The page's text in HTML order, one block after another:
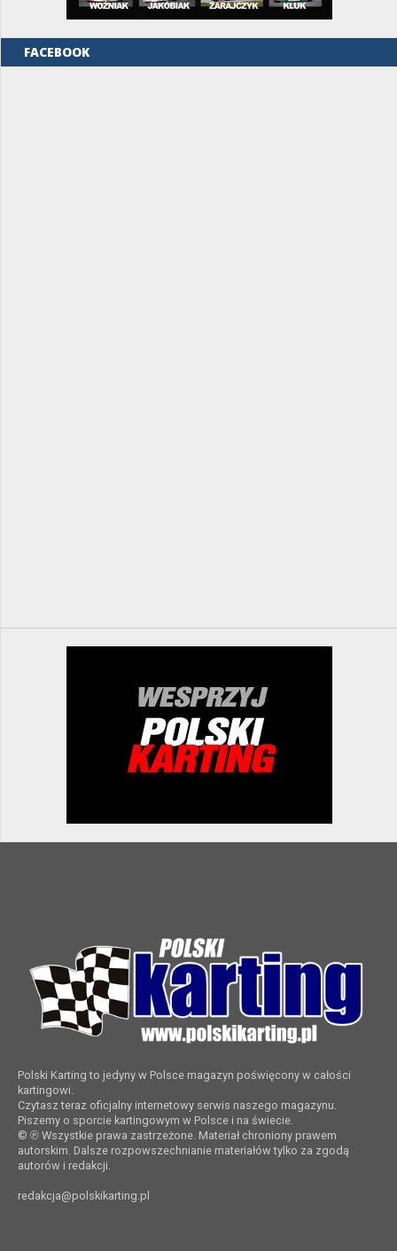
FACEBOOK
Polski Karting to jedyny w Polsce magazyn poświęcony w całości
kartingowi.
Czytasz teraz oficjalny internetowy serwis naszego magazynu.
Piszemy o sporcie kartingowym w Polsce i na świecie.
© ℗ Wszystkie prawa zastrzeżone. Materiał chroniony prawem
autorskim. Dalsze rozpowszechnianie materiałów tylko za zgodą
autorów i redakcji.
redakcja@polskikarting.pl